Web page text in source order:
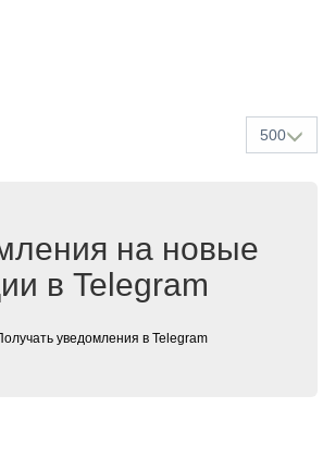
500
на новые
в Telegram
уведомления в Telegram